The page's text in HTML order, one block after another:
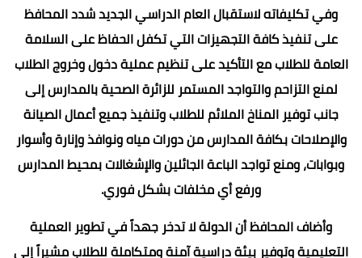
وفي تكليفاته لاستقبال العام الدراسي الجديد شدد المحافظ
على تنفيذ كافة التجهيزات التي تكفل الحفاظ على السلامة
العامة للطلاب مع التأكيد على تنظيم عملية دخول وخروج الطلاب
لمنع التزاحم والتواجد المستمر للزائرة الصحية بالمدارس إلى
جانب توفير المناخ الملائم للطلاب وتنفيذ جميع أعمال الصيانة
والإصلاحات بكافة المدارس من دورات مياه ونوافذ وإنارة وأسوار
وبوابات، ومنع تواجد الباعة الجائلين والإشغالات بمحيط المدارس
ورفع أي مخلفات بشكل فوري.
وأضاف المحافظ أن الدولة لا تدخر جهداً في تطوير العملية
التعليمية وتوفير بيئة دراسية آمنة ومتكاملة للطلاب مشيراً إلى